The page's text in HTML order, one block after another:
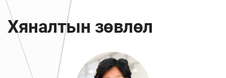
Хяналтын зөвлөл